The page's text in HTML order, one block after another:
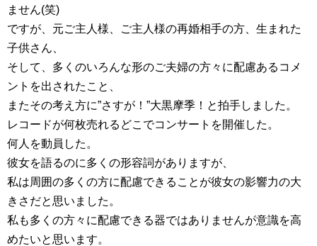
ません(笑)
ですが、元ご主人様、ご主人様の再婚相手の方、生まれた
子供さん、
そして、多くのいろんな形のご夫婦の方々に配慮あるコメ
ントを出されたこと、
またその考え方に”さすが！”大黒摩季！と拍手しました。
レコードが何枚売れるどこでコンサートを開催した。
何人を動員した。
彼女を語るのに多くの形容詞がありますが、
私は周囲の多くの方に配慮できることが彼女の影響力の大
きさだと思いました。
私も多くの方々に配慮できる器ではありませんが意識を高
めたいと思います。